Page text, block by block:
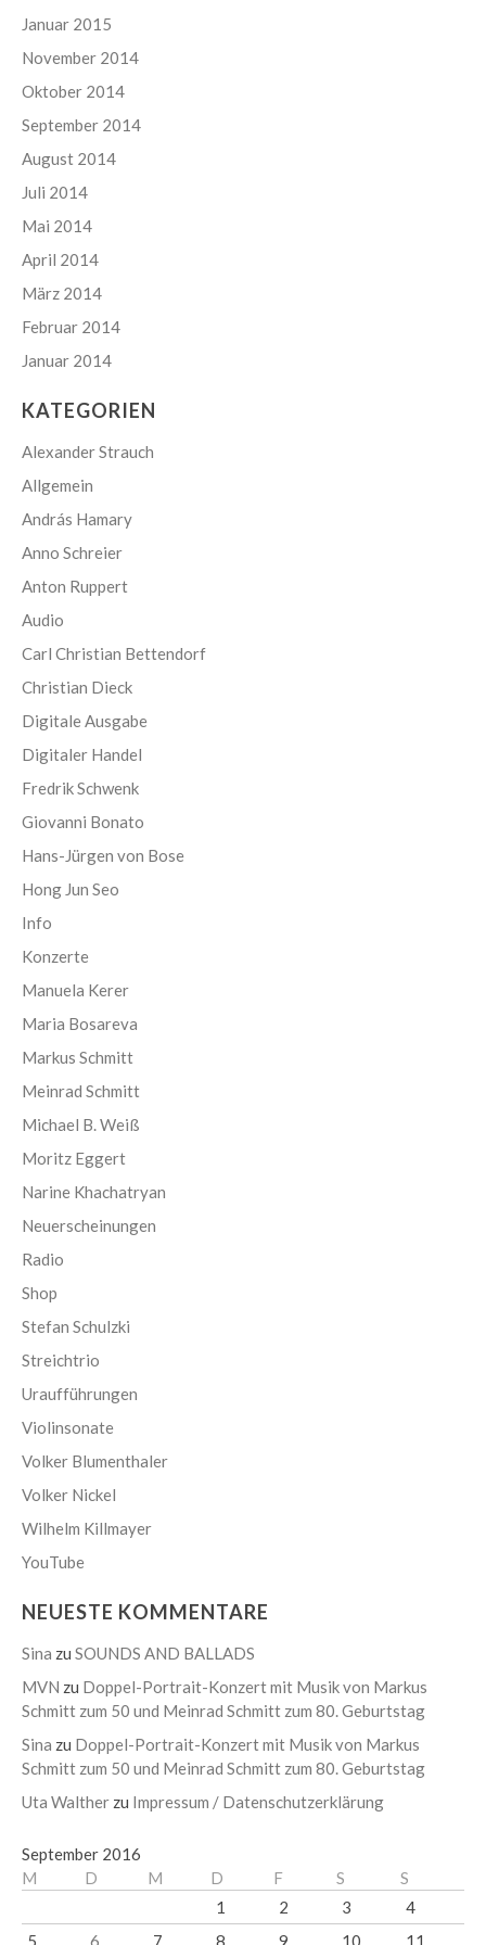
Januar 2015
November 2014
Oktober 2014
September 2014
August 2014
Juli 2014
Mai 2014
April 2014
März 2014
Februar 2014
Januar 2014
KATEGORIEN
Alexander Strauch
Allgemein
András Hamary
Anno Schreier
Anton Ruppert
Audio
Carl Christian Bettendorf
Christian Dieck
Digitale Ausgabe
Digitaler Handel
Fredrik Schwenk
Giovanni Bonato
Hans-Jürgen von Bose
Hong Jun Seo
Info
Konzerte
Manuela Kerer
Maria Bosareva
Markus Schmitt
Meinrad Schmitt
Michael B. Weiß
Moritz Eggert
Narine Khachatryan
Neuerscheinungen
Radio
Shop
Stefan Schulzki
Streichtrio
Uraufführungen
Violinsonate
Volker Blumenthaler
Volker Nickel
Wilhelm Killmayer
YouTube
NEUESTE KOMMENTARE
Sina zu SOUNDS AND BALLADS
MVN zu Doppel-Portrait-Konzert mit Musik von Markus
Schmitt zum 50 und Meinrad Schmitt zum 80. Geburtstag
Sina zu Doppel-Portrait-Konzert mit Musik von Markus
Schmitt zum 50 und Meinrad Schmitt zum 80. Geburtstag
Uta Walther zu Impressum / Datenschutzerklärung
September 2016
M
D M D F S
S
1
2 3
4
5
6 7 8 9 10 11